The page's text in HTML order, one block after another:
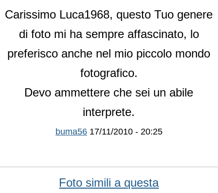
Carissimo Luca1968, questo Tuo genere
di foto mi ha sempre affascinato, lo
preferisco anche nel mio piccolo mondo
fotografico.
Devo ammettere che sei un abile
interprete.
buma56 17/11/2010 - 20:25
Foto simili a questa